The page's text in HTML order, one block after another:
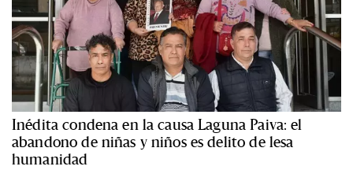
Inédita condena en la causa Laguna Paiva: el
abandono de niñas y niños es delito de lesa
humanidad